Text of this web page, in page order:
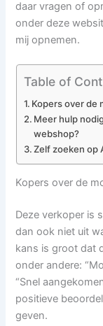
daar vragen of
onder deze
mij opnemen.
Table of
Kopers over de
Meer hulp
webshop?
Zelf zoeken op
Kopers over de
Deze verkoper is
dan ook niet uit
kans is groot dat
onder andere:
“Snel
positieve
geven.